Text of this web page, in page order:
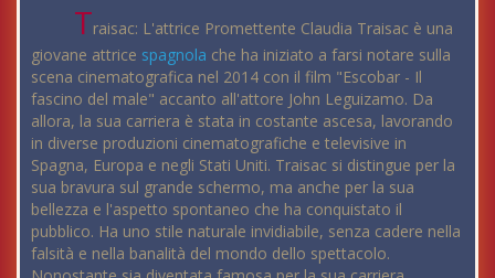
Traisac: L'attrice Promettente Claudia Traisac è una
giovane attrice spagnola che ha iniziato a farsi notare sulla
scena cinematografica nel 2014 con il film "Escobar - Il
fascino del male" accanto all'attore John Leguizamo. Da
allora, la sua carriera è stata in costante ascesa, lavorando
in diverse produzioni cinematografiche e televisive in
Spagna, Europa e negli Stati Uniti. Traisac si distingue per la
sua bravura sul grande schermo, ma anche per la sua
bellezza e l'aspetto spontaneo che ha conquistato il
pubblico. Ha uno stile naturale invidiabile, senza cadere nella
falsità e nella banalità del mondo dello spettacolo.